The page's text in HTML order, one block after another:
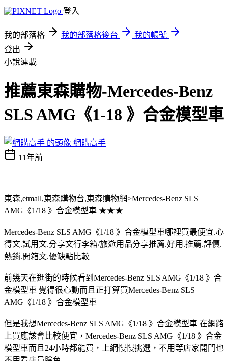
登入
我的部落格 我的部落格後台
我的帳號
登出
小說連載
推薦東森購物-Mercedes-Benz
SLS AMG《1-18 》合金模型車
網購高手
11年前
東森,etmall,東森購物台,東森購物網>Mercedes-Benz SLS
AMG《1/18 》合金模型車 ★★★
Mercedes-Benz SLS AMG《1/18 》合金模型車哪裡買最便宜.心
得文.試用文.分享文行李箱/旅遊用品分享推薦.好用.推薦.評價.
熱銷.開箱文.優缺點比較
前幾天在逛街的時候看到Mercedes-Benz SLS AMG《1/18 》合
金模型車 覺得很心動而且正打算買Mercedes-Benz SLS
AMG《1/18 》合金模型車
但是我想Mercedes-Benz SLS AMG《1/18 》合金模型車 在網路
上買應該會比較便宜，Mercedes-Benz SLS AMG《1/18 》合金
模型車而且24小時都能買，上網慢慢挑選，不用等店家開門也